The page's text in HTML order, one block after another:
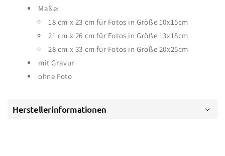
Maße:
18 cm x 23 cm für Fotos in Größe 10x15cm
21 cm x 26 cm für Fotos in Größe 13x18cm
28 cm x 33 cm für Fotos in Größe 20x25cm
mit Gravur
ohne Foto
Herstellerinformationen